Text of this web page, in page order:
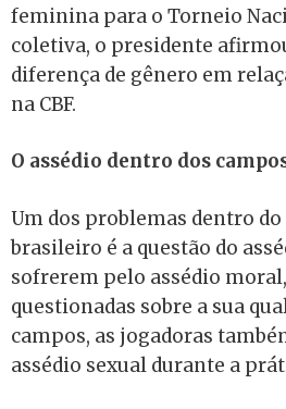
feminina para o Torneio
coletiva, o presidente
diferença de gênero em
na CBF.
O assédio dentro dos
Um dos problemas dentro
brasileiro é a questão do
sofrerem pelo assédio
questionadas sobre a sua
campos, as jogadoras
assédio sexual durante a